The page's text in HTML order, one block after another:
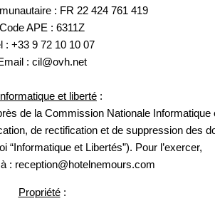
: FR 22 424 761 419
Code APE : 6311Z
: +33 9 72 10 10 07
: cil@ovh.net
et liberté :
de la Commission Nationale Informatique
de rectification et de suppression des
“Informatique et Libertés”). Pour l’exercer,
: reception@hotelnemours.com
Propriété: